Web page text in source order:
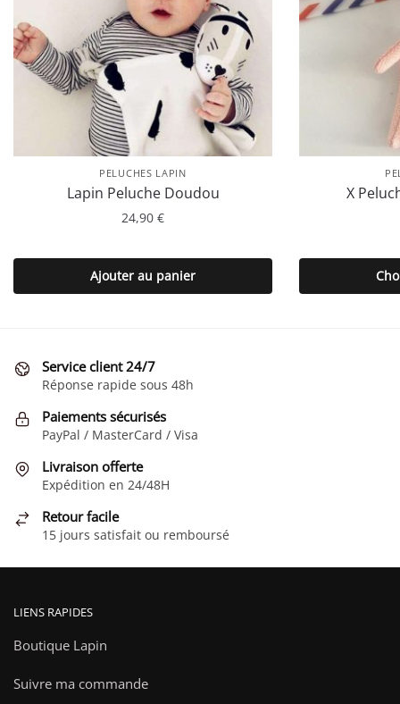
PELUCHES LAPIN
Lapin Peluche Doudou
24,90 €
Ajouter au panier
X
Service client 24/7
Réponse rapide sous 48h
Paiements sécurisés
PayPal / MasterCard / Visa
Livraison offerte
Expédition en 24/48H
Retour facile
15 jours satisfait ou remboursé
LIENS RAPIDES
Boutique Lapin
Suivre ma commande